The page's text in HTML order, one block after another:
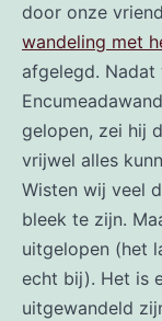
door onze
wandeling met
afgelegd.
gelopen, zei hij
vrijwel alles
Wisten wij veel
bleek te zijn.
uitgelopen (het
echt bij). Het is
uitgewandeld